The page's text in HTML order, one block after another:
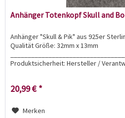
Anhänger Totenkopf Skull and
Anhänger "Skull & Pik" aus 925er
Qualität Größe: 32mm x 13mm
Produktsicherheit: Hersteller /
20,99 € *
Merken